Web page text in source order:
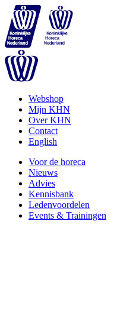
Webshop
Mijn KHN
Over KHN
Contact
English
Voor de horeca
Nieuws
Advies
Kennisbank
Ledenvoordelen
Events & Trainingen